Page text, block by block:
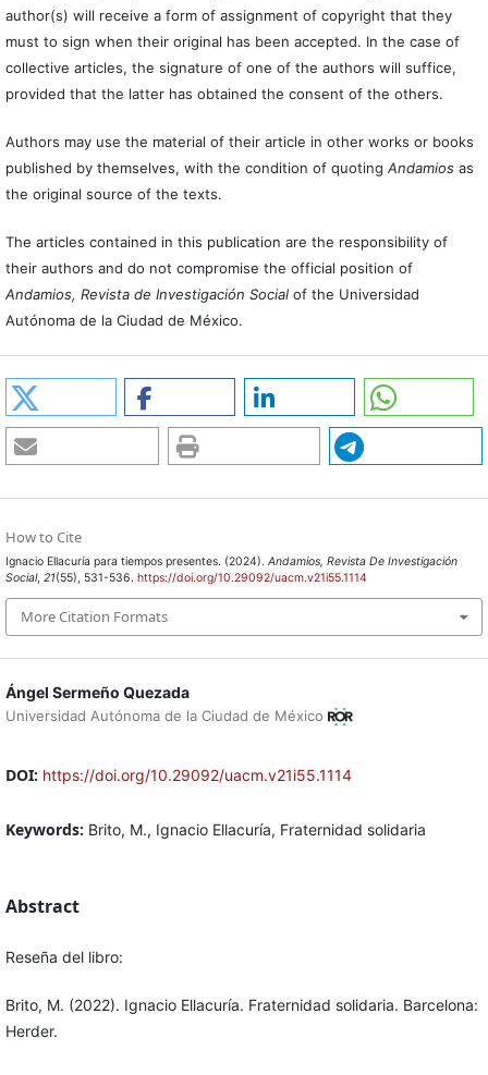
Ángel Sermeño Quezada
Universidad Autónoma de la Ciudad de México
DOI: https://doi.org/10.29092/uacm.v21i55.1114
Keywords: Brito, M., Ignacio Ellacuría, Fraternidad solidaria
Abstract
Reseña del libro:
Brito, M. (2022). Ignacio Ellacuría. Fraternidad solidaria. Barcelona:
Herder.
author(s) will receive a form of assignment of copyright that they
must to sign when their original has been accepted. In the case of
collective articles, the signature of one of the authors will suffice,
provided that the latter has obtained the consent of the others.
Authors may use the material of their article in other works or books
published by themselves, with the condition of quoting Andamiosas
the original source of the texts.
The articles contained in this publication are the responsibility of
their authors and do not compromise the official position of
Andamios, Revista de Investigación Social of the Universidad
Autónoma de la Ciudad de México.
How to Cite
Ignacio Ellacuría para tiempos presentes. (2024). Andamios, Revista De Investigación
Social, 21(55), 531-536. https://doi.org/10.29092/uacm.v21i55.1114
More Citation Formats